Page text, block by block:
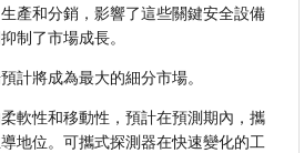
產和分銷，影響了這些關鍵安全設備
制了市場成長。
計將成為最大的細分市場。
軟性和移動性，預計在預測期內，攜
地位。可攜式探測器在快速變化的工